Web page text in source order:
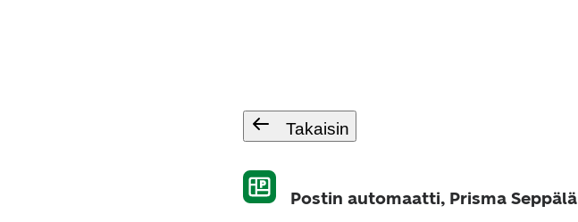
Takaisin
Postin automaatti, Prisma Seppälä